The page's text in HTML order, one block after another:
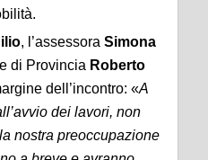
, l’assessora Simona
di Provincia Roberto
dell’incontro: «A
dei lavori, non
nostra preoccupazione